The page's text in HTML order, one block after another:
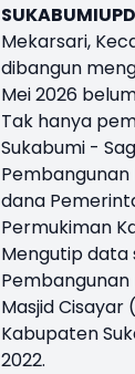
Mekarsari,
dibangun
Mei 2026
Tak hanya
Sukabumi -
dana
Permukiman
Mengutip data
Masjid
Kabupaten
2022.